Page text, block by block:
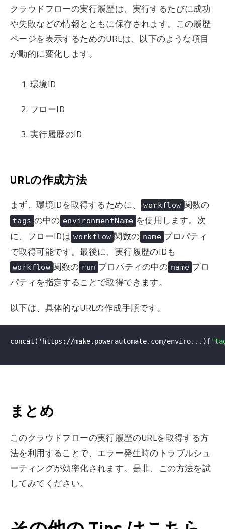
クラウドフローの実行履歴は、実行するたびに成功
や失敗などの情報とともに保存されます。この履歴
ページを表示するためのURLは、以下のような項目
が動的に変化します。
環境ID
フローID
実行履歴のID
URLの作成方法
まず、環境IDを取得するために、 workflow 関数の
tags の中の environmentName を使用します。次
に、フローIDは workflow 関数の name プロパティ
で取得可能です。最後に、実行履歴のIDも
workflow 関数の run プロパティの中の name プロ
パティを指定することで取得できます。
以下は、具体的なURLの作成手順です。
concat('https://make.powerautomate.com/enviro...) [
まとめ
このクラウドフローの実行履歴のURLを取得する方
法を利用することで、エラー発生時のトラブルシュ
ーティングが効率化されます。是非、この方法を試
してみてください。